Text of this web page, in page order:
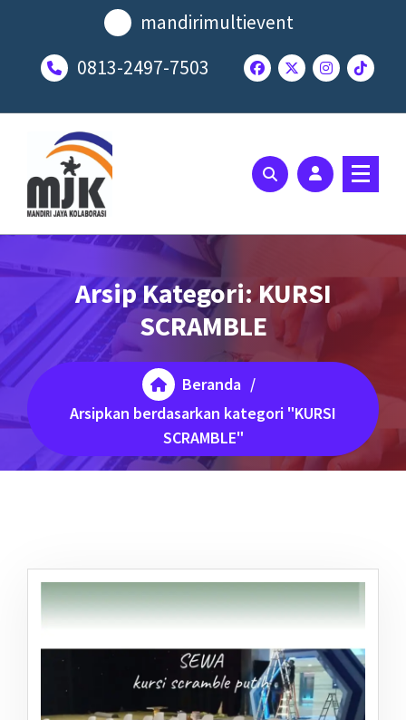
mandirimultievent
0813-2497-7503
Arsip Kategori: KURSI
SCRAMBLE
Beranda /
Arsipkan berdasarkan kategori "KURSI
SCRAMBLE"